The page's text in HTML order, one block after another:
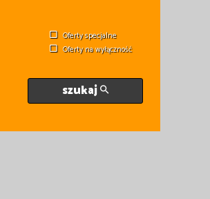
Oferty specjalne
Oferty na wyłączność
szukaj